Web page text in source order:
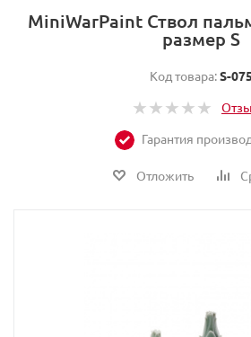
MiniWarPaint Ствол
размер S
Код товара:S-075
Гарантия
Отложить